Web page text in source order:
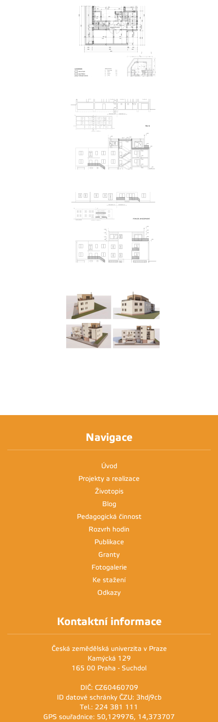
Navigace
Úvod
Projekty a realizace
Životopis
Blog
Pedagogická činnost
Rozvrh hodin
Publikace
Granty
Fotogalerie
Ke stažení
Odkazy
Kontaktní informace
Česká zemědělská univerzita v Praze
Kamýcká 129
165 00 Praha - Suchdol
DIČ: CZ60460709
ID datové schránky ČZU: 3hdj9cb
Tel.: 224 381 111
GPS souřadnice: 50,129976, 14,373707